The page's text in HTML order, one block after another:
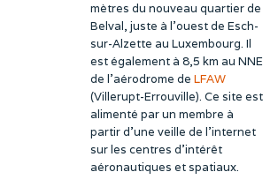
mètres du nouveau quartier de
Belval, juste à l’ouest de Esch-
sur-Alzette au Luxembourg. Il
est également à 8,5 km au NNE
de l’aérodrome de LFAW
(Villerupt-Errouville). Ce site est
alimenté par un membre à
partir d’une veille de l’internet
sur les centres d’intérêt
aéronautiques et spatiaux.